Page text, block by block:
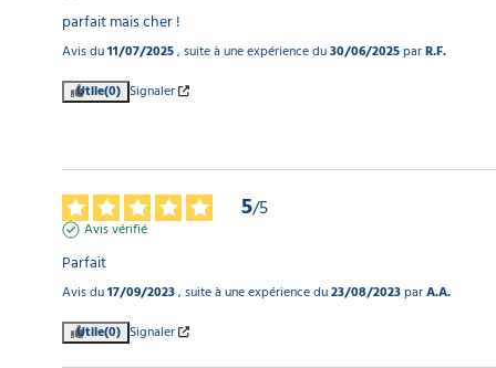
parfait mais cher !
Avis du11/07/2025, suite à une expérience du30/06/2025parR.F.
Utile(0) Signaler
5/5
Avis vérifié
Parfait
Avis du17/09/2023, suite à une expérience du23/08/2023parA.A.
Utile(0) Signaler